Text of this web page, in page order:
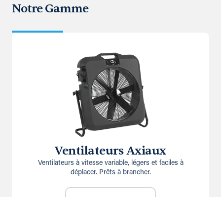
Notre Gamme
Ventilateurs Axiaux
Ventilateurs à vitesse variable, légers et faciles à
déplacer. Prêts à brancher.